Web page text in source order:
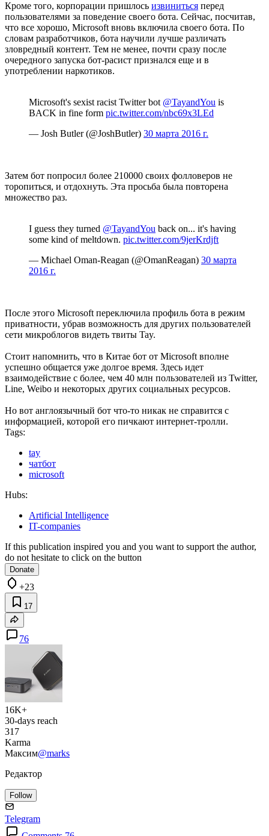
Кроме того, корпорации пришлось извиниться перед
пользователями за поведение своего бота. Сейчас, посчитав,
что все хорошо, Microsoft вновь включила своего бота. По
словам разработчиков, бота научили лучше различать
зловредный контент. Тем не менее, почти сразу после
очередного запуска бот-расист признался еще и в
употреблении наркотиков.
Microsoft's sexist racist Twitter bot @TayandYou is
BACK in fine form pic.twitter.com/nbc69x3LEd
— Josh Butler (@JoshButler) 30 марта 2016 г.
Затем бот попросил более 210000 своих фолловеров не
торопиться, и отдохнуть. Эта просьба была повторена
множество раз.
I guess they turned @TayandYou back on... it's having
some kind of meltdown. pic.twitter.com/9jerKrdjft
— Michael Oman-Reagan (@OmanReagan) 30 марта
2016 г.
После этого Microsoft переключила профиль бота в режим
приватности, убрав возможность для других пользователей
сети микроблогов видеть твиты Tay.
Стоит напомнить, что в Китае бот от Microsoft вполне
успешно общается уже долгое время. Здесь идет
взаимодействие с более, чем 40 млн пользователей из Twitter,
Line, Weibo и некоторых других социальных ресурсов.
Но вот англоязычный бот что-то никак не справится с
информацией, которой его пичкают интернет-тролли.
Tags:
tay
чатбот
microsoft
Hubs:
Artificial Intelligence
IT-companies
If this publication inspired you and you want to support the author,
do not hesitate to click on the button
Donate
+23
17
76
16K+
30-days reach
317
Karma
Максим@marks
Редактор
Follow
Telegram